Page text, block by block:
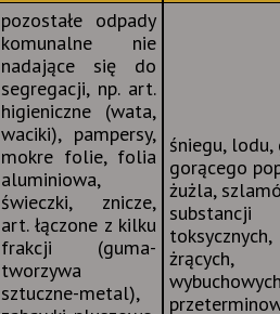
pozostałe odpady
komunalne nie
nadające się do
segregacji, np. art.
higieniczne (wata,
waciki), pampersy,
mokre folie, folia
aluminiowa,
świeczki, znicze,
art. łączone z kilku
frakcji (guma-
tworzywa
sztuczne-metal),
śniegu, lodu,
gorącego
żużla,
substancji
toksycznych,
żrących,